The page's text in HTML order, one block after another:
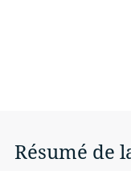
Résumé de